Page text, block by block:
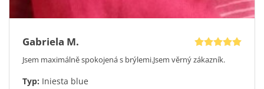
Gabriela M.
Jsem maximálně spokojená s brýlemi.Jsem věrný zákazník.
Typ: Iniesta blue